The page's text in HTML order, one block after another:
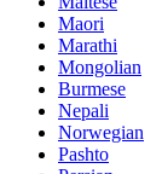
Maori
Marathi
Mongolian
Burmese
Nepali
Norwegian
Pashto